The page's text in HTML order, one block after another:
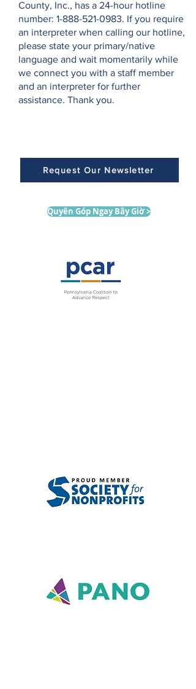
County, Inc., has a 24-hour hotline
number: 1-888-521-0983. If you require
an interpreter when calling our hotline,
please state your primary/native
language and wait momentarily while
we connect you with a staff member
and an interpreter for further
assistance. Thank you.
Request Our Newsletter
Quyên Góp Ngay Bây Giờ >